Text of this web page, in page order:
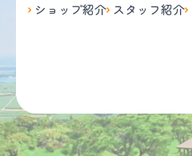
ショップ紹介 スタッフ紹介